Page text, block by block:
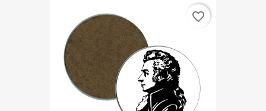
favorite_border